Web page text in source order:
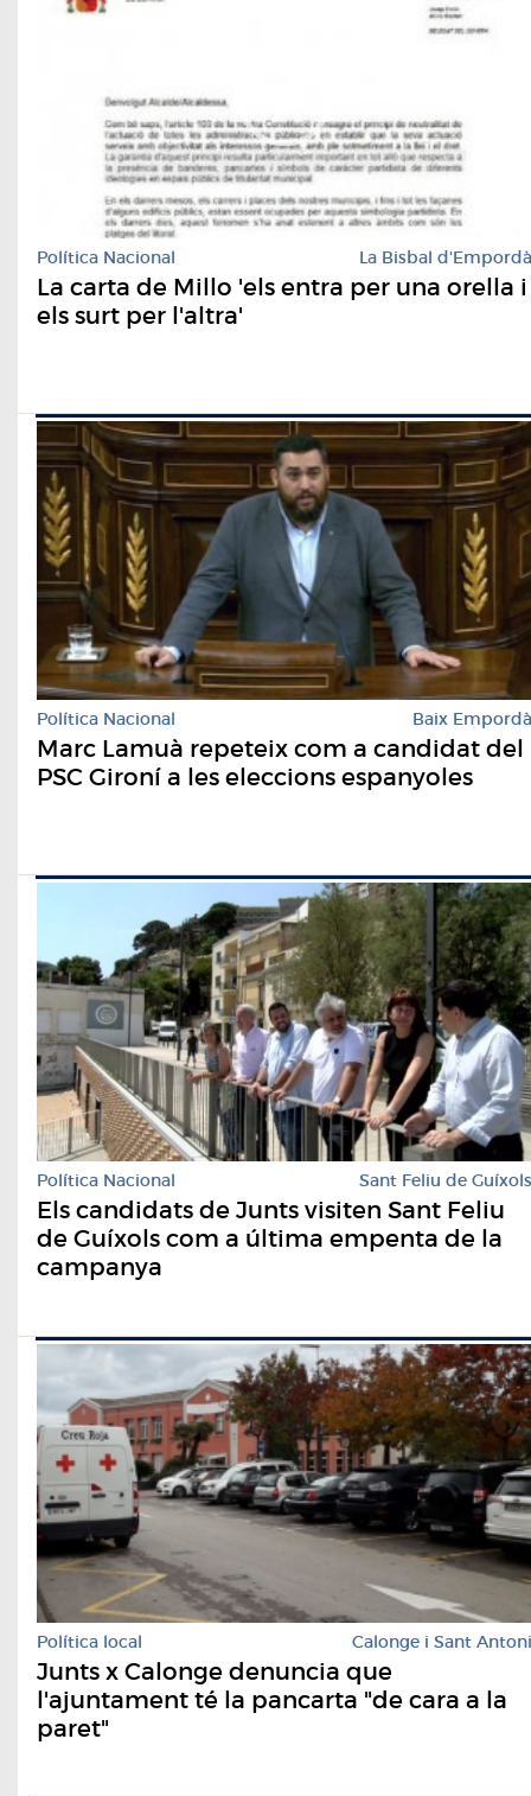
Política Nacional La Bisbal d'Empordà
La carta de Millo 'els entra per una orella i
els surt per l'altra'
Política Nacional Baix Empordà
Marc Lamuà repeteix com a candidat del
PSC Gironí a les eleccions espanyoles
Política Nacional Sant Feliu de Guíxols
Els candidats de Junts visiten Sant Feliu
de Guíxols com a última empenta de la
campanya
Política local Calonge i Sant Antoni
Junts x Calonge denuncia que
l'ajuntament té la pancarta "de cara a la
paret"